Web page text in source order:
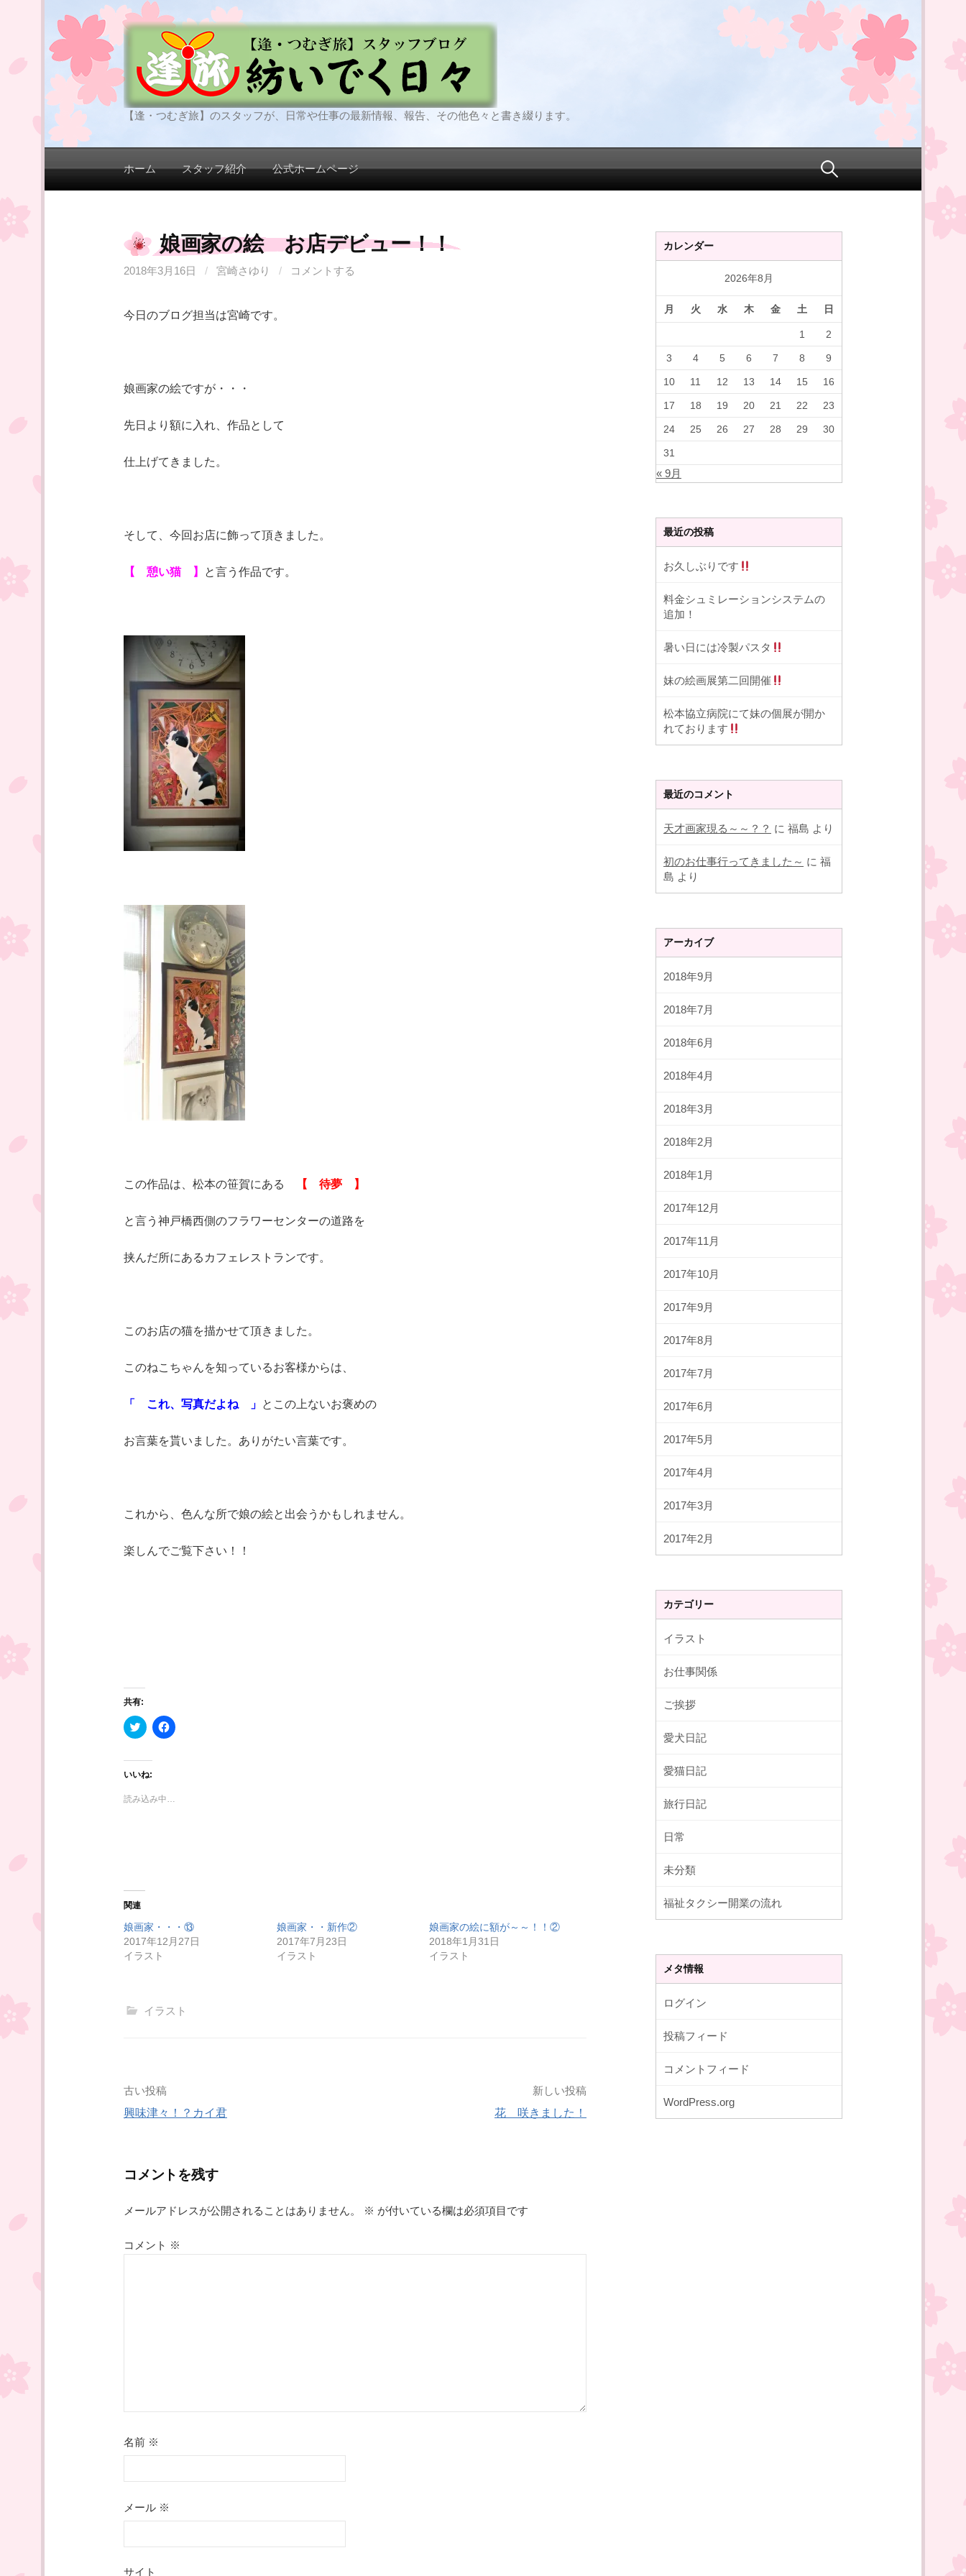
テ
ツ
へ
ス
キ
【逢・つむぎ旅】のスタッフが、日常や仕事の最新情報、報告、その他色々と書き綴ります。
ホーム スタッフ紹介 公式ホームページ 検
娘画家の絵 お店デビュー！！
2018年3月16日 / 宮崎さゆり / コメントする
今日のブログ担当は宮崎です。
娘画家の絵ですが・・・
先日より額に入れ、作品として
仕上げてきました。
そして、今回お店に飾って頂きました。
【 憩い猫 】 と言う作品です。
この作品は、松本の笹賀にある 【 待夢 】
と言う神戸橋西側のフラワーセンターの道路を
挟んだ所にあるカフェレストランです。
このお店の猫を描かせて頂きました。
このねこちゃんを知っているお客様からは、
「 これ、写真だよね 」 とこの上ないお褒めの
お言葉を貰いました。ありがたい言葉です。
これから、色んな所で娘の絵と出会うかもしれません。
楽しんでご覧下さい！！
共有:
ク
リ
し
て
T
i
し
ィ
ン
ド
ウ
で
F
a
で
だ
さ
い
ィ
ン
いいね:
読み込み中…
関連
娘画家・・・⑬
2017年12月27日
イラスト
娘画家・・新作②
2017年7月23日
イラスト
娘画家の絵に額が～～！！②
2018年1月31日
イラスト
イラスト
投
ゲ
ー
古い投稿
興味津々！？カイ君
新しい投稿
花 咲きました！
コメントを残す
メールアドレスが公開されることはありません。 ※ が付いている欄は必須項目です
コメント ※
名前 ※
メール ※
サイト
カレンダー
2026年8月
月 火 水 木 金 土 日
1 2
3 4 5 6 7 8 9
10 11 12 13 14 15 16
17 18 19 20 21 22 23
24 25 26 27 28 29 30
31
« 9月
最近の投稿
お久しぶりです
料金シュミレーションシステムの
追加！
暑い日には冷製パスタ
妹の絵画展第二回開催
松本協立病院にて妹の個展が開か
れております
最近のコメント
天才画家現る～～？？ に 福島 より
初のお仕事行ってきました～ に 福
島 より
アーカイブ
2018年9月
2018年7月
2018年6月
2018年4月
2018年3月
2018年2月
2018年1月
2017年12月
2017年11月
2017年10月
2017年9月
2017年8月
2017年7月
2017年6月
2017年5月
2017年4月
2017年3月
2017年2月
カテゴリー
イラスト
お仕事関係
ご挨拶
愛犬日記
愛猫日記
旅行日記
日常
未分類
福祉タクシー開業の流れ
メタ情報
ログイン
投稿フィード
コメントフィード
WordPress.org